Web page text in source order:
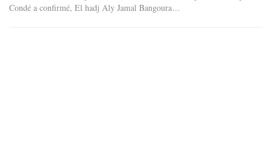
Condé a confirmé, El hadj Aly Jamal Bangoura…